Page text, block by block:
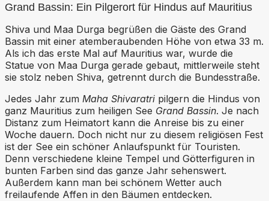
Grand Bassin: Ein Pilgerort für Hindus auf Mauritius
Shiva und Maa Durga begrüßen die Gäste des Grand
Bassin mit einer atemberaubenden Höhe von etwa 33 m.
Als ich das erste Mal auf Mauritius war, wurde die
Statue von Maa Durga gerade gebaut, mittlerweile steht
sie stolz neben Shiva, getrennt durch die Bundesstraße.
Jedes Jahr zum Maha Shivaratri pilgern die Hindus von
ganz Mauritius zum heiligen See Grand Bassin. Je nach
Distanz zum Heimatort kann die Anreise bis zu einer
Woche dauern. Doch nicht nur zu diesem religiösen Fest
ist der See ein schöner Anlaufspunkt für Touristen.
Denn verschiedene kleine Tempel und Götterfiguren in
bunten Farben sind das ganze Jahr sehenswert.
Außerdem kann man bei schönem Wetter auch
freilaufende Affen in den Bäumen entdecken.